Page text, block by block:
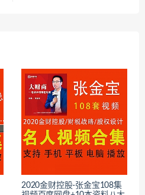
2020金财控股-张金宝108集